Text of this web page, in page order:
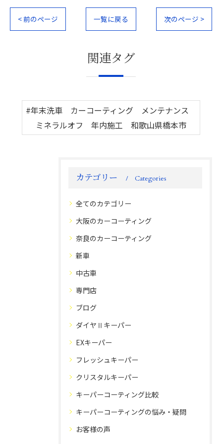
< 前のページ 一覧に戻る 次のページ >
関連タグ
#年末洗車 カーコーティング メンテナンス
ミネラルオフ 年内施工 和歌山県橋本市
カテゴリー Categories
全てのカテゴリー
大阪のカーコーティング
奈良のカーコーティング
新車
中古車
専門店
ブログ
ダイヤⅡキーパー
EXキーパー
フレッシュキーパー
クリスタルキーパー
キーパーコーティング比較
キーパーコーティングの悩み・疑問
お客様の声